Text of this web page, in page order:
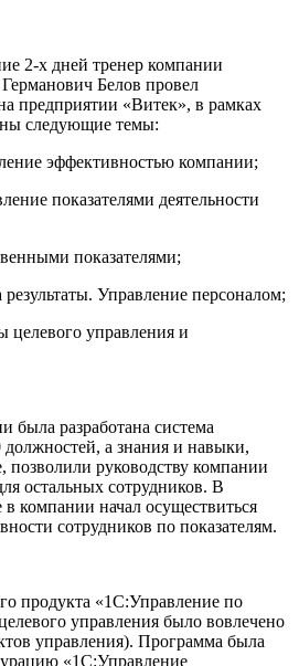
2-х дней тренер компании
Белов провел
предприятии «Витек», в рамках
следующие темы:
эффективностью компании;
показателями деятельности
показателями;
Управление персоналом;
целевого управления и
была разработана система
должностей, а знания и навыки,
позволили руководству компании
остальных сотрудников. В
в компании начал осуществиться
сотрудников по показателям.
продукта «1С:Управление по
управления было вовлечено
управления). Программа была
«1С:Управление